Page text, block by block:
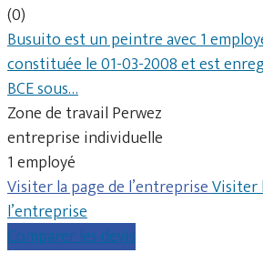
(0)
Busuito est un peintre avec 1
constituée le 01-03-2008 et est
BCE sous…
Zone de travail Perwez
entreprise individuelle
1 employé
Visiter la page de l’entrepriseVisiter
l’entreprise
Comparer les devis